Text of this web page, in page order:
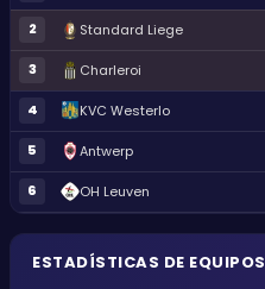
2 Standard Liege
3 Charleroi
4 KVC Westerlo
5 Antwerp
6 OH Leuven
ESTADÍSTICAS DE EQUIPOS